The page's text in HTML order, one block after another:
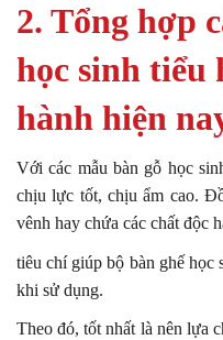
2. Tổng hợp
học sinh tiểu
hành hiện
Với các mẫu bàn gỗ học
chịu lực tốt, chịu ẩm cao.
vênh hay chứa các chất độc
tiêu chí giúp bộ bàn ghế học
khi sử dụng.
Theo đó, tốt nhất là nên lựa